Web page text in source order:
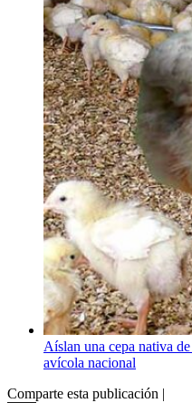
Aíslan una cepa nativa
avícola nacional
Comparte esta publicación |